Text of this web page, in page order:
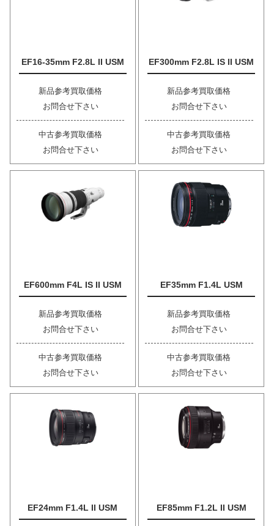
EF16-35mm F2.8L II USM
新品参考買取価格
お問合せ下さい
中古参考買取価格
お問合せ下さい
EF300mm F2.8L IS II USM
新品参考買取価格
お問合せ下さい
中古参考買取価格
お問合せ下さい
EF600mm F4L IS II USM
新品参考買取価格
お問合せ下さい
中古参考買取価格
お問合せ下さい
EF35mm F1.4L USM
新品参考買取価格
お問合せ下さい
中古参考買取価格
お問合せ下さい
EF24mm F1.4L II USM EF85mm F1.2L II USM